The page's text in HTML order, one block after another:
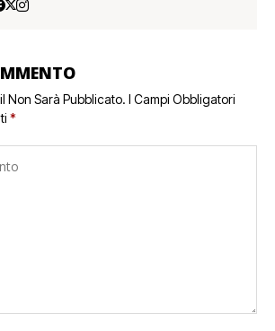
Non Sarà Pubblicato. I Campi Obbligatori
*